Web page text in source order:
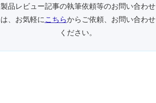
製品レビュー記事の執筆依頼等のお問い合わせ
は、お気軽に こちらからご依頼、お問い合わせ
ください。